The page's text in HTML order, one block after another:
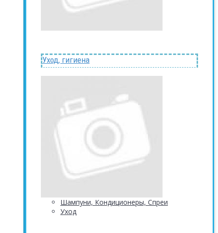
Уход, гигиена
Шампуни, Кондиционеры, Спреи
Уход